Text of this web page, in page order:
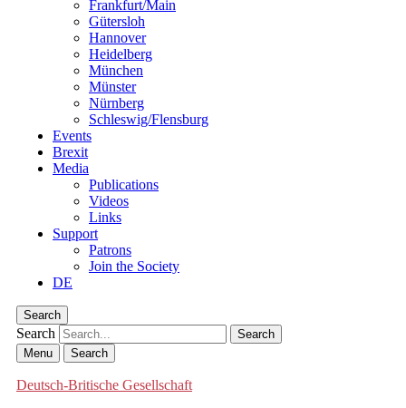
Frankfurt/Main
Gütersloh
Hannover
Heidelberg
München
Münster
Nürnberg
Schleswig/Flensburg
Events
Brexit
Media
Publications
Videos
Links
Support
Patrons
Join the Society
DE
Search
Search
Menu Search
Deutsch-Britische Gesellschaft